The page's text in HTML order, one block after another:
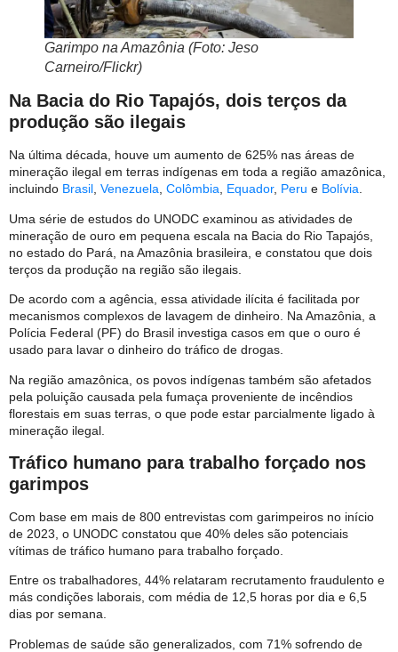
Garimpo na Amazônia (Foto: Jeso
Carneiro/Flickr)
Na Bacia do Rio Tapajós, dois terços da
produção são ilegais
Na última década, houve um aumento de 625% nas áreas de
mineração ilegal em terras indígenas em toda a região amazônica,
incluindo Brasil, Venezuela, Colômbia, Equador, Peru e Bolívia.
Uma série de estudos do UNODC examinou as atividades de
mineração de ouro em pequena escala na Bacia do Rio Tapajós,
no estado do Pará, na Amazônia brasileira, e constatou que dois
terços da produção na região são ilegais.
De acordo com a agência, essa atividade ilícita é facilitada por
mecanismos complexos de lavagem de dinheiro. Na Amazônia, a
Polícia Federal (PF) do Brasil investiga casos em que o ouro é
usado para lavar o dinheiro do tráfico de drogas.
Na região amazônica, os povos indígenas também são afetados
pela poluição causada pela fumaça proveniente de incêndios
florestais em suas terras, o que pode estar parcialmente ligado à
mineração ilegal.
Tráfico humano para trabalho forçado nos
garimpos
Com base em mais de 800 entrevistas com garimpeiros no início
de 2023, o UNODC constatou que 40% deles são potenciais
vítimas de tráfico humano para trabalho forçado.
Entre os trabalhadores, 44% relataram recrutamento fraudulento e
más condições laborais, com média de 12,5 horas por dia e 6,5
dias por semana.
Problemas de saúde são generalizados, com 71% sofrendo de